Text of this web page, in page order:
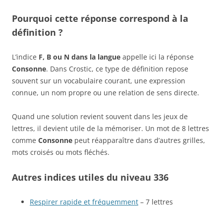
Pourquoi cette réponse correspond à la
définition ?
L’indice F, B ou N dans la langue appelle ici la réponse
Consonne. Dans Crostic, ce type de définition repose
souvent sur un vocabulaire courant, une expression
connue, un nom propre ou une relation de sens directe.
Quand une solution revient souvent dans les jeux de
lettres, il devient utile de la mémoriser. Un mot de 8 lettres
comme Consonne peut réapparaître dans d’autres grilles,
mots croisés ou mots fléchés.
Autres indices utiles du niveau 336
Respirer rapide et fréquemment – 7 lettres